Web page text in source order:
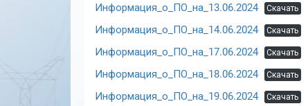
Информация_о_ПО_на_13.06.2024 Скачать
Информация_о_ПО_на_14.06.2024 Скачать
Информация_о_ПО_на_17.06.2024 Скачать
Информация_о_ПО_на_18.06.2024 Скачать
Информация_о_ПО_на_19.06.2024 Скачать